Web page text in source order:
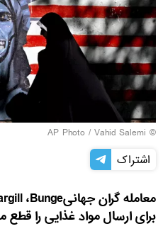
© AP Photo / Vahid Salemi
اشتراک
برای ارسال مواد غذایی را قطع